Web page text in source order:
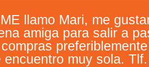
ME llamo Mari, me
amiga para salir a
encuentro muy sola.